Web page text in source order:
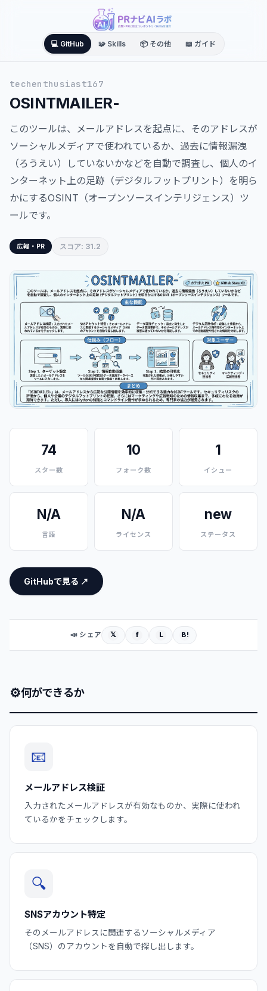
💻 GitHub 🧩 Skills 📦 その他 📖 ガイド
techenthusiast167
OSINTMAILER-
このツールは、メールアドレスを起点に、そのアドレスが
ソーシャルメディアで使われているか、過去に情報漏洩
（ろうえい）していないかなどを自動で調査し、個人のイ
ンターネット上の足跡（デジタルフットプリント）を明ら
かにするOSINT（オープンソースインテリジェンス）ツ
ールです。
広報・PR スコア: 31.2
74
スター数
10
フォーク数
1
イシュー
N/A
言語
N/A
ライセンス
new
ステータス
GitHubで見る ↗
📣 シェア 𝕏 f L B!
⚙何ができるか
📧
メールアドレス検証
入力されたメールアドレスが有効なものか、実際に使われ
ているかをチェックします。
🔍
SNSアカウント特定
そのメールアドレスに関連するソーシャルメディア
（SNS）のアカウントを自動で探し出します。